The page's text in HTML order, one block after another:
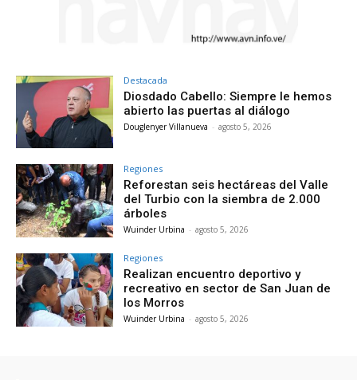
Destacada
Diosdado Cabello: Siempre le hemos
abierto las puertas al diálogo
Douglenyer Villanueva - agosto 5, 2026
Regiones
Reforestan seis hectáreas del Valle
del Turbio con la siembra de 2.000
árboles
Wuinder Urbina - agosto 5, 2026
Regiones
Realizan encuentro deportivo y
recreativo en sector de San Juan de
los Morros
Wuinder Urbina - agosto 5, 2026